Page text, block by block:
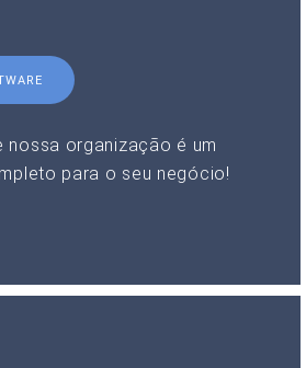
nossa organização é um
para o seu negócio!